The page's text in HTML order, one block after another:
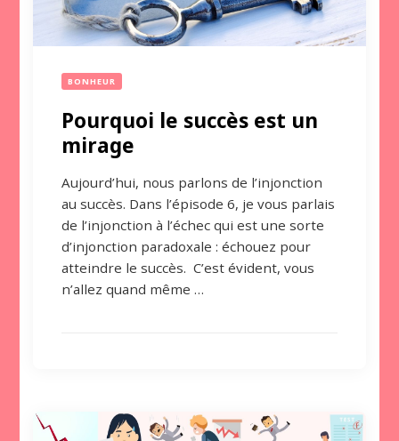
BONHEUR
Pourquoi le succès est un
mirage
Aujourd’hui, nous parlons de l’injonction
au succès. Dans l’épisode 6, je vous parlais
de l’injonction à l’échec qui est une sorte
d’injonction paradoxale : échouez pour
atteindre le succès. C’est évident, vous
n’allez quand même …